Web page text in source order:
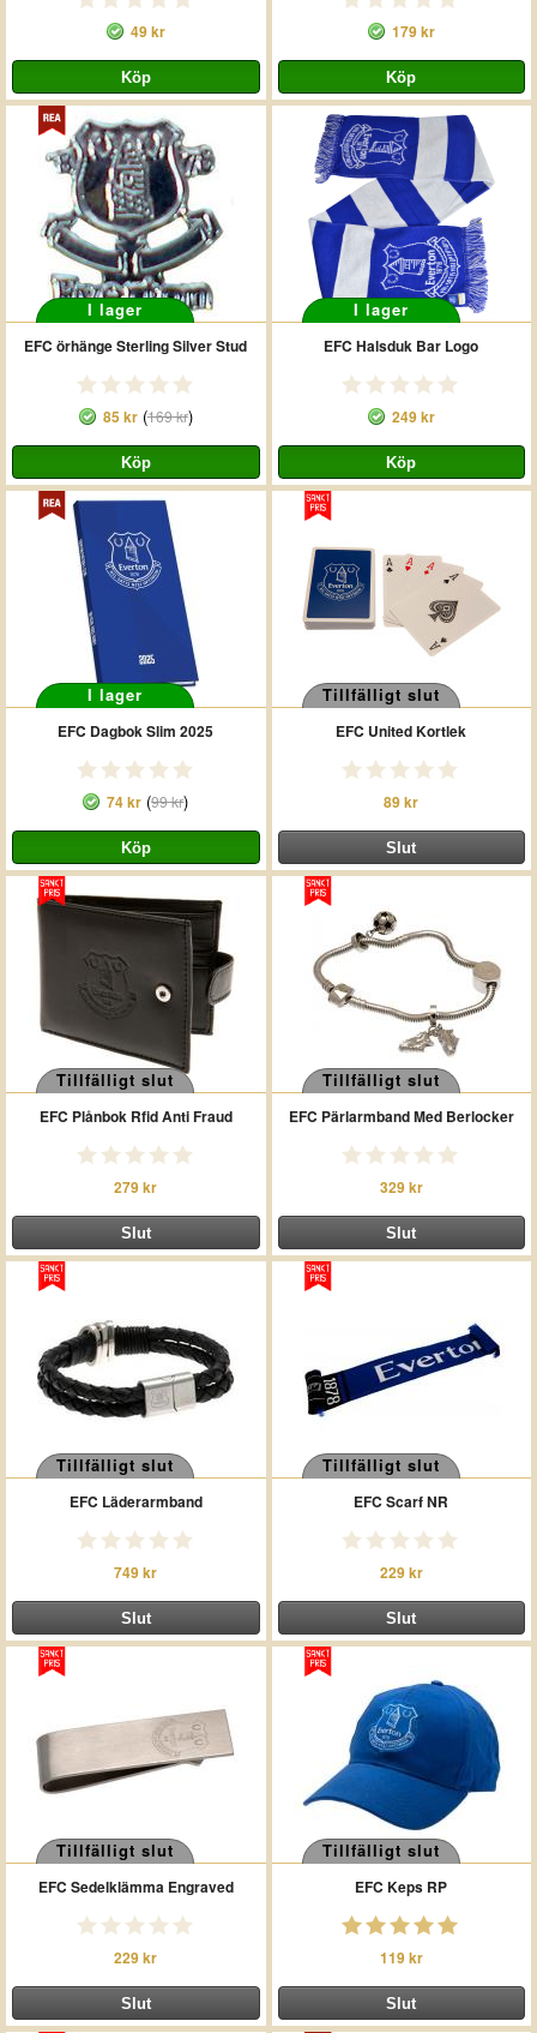
49 kr 179 kr
I lager
EFC örhänge Sterling Silver Stud
85 kr(169 kr)
I lager
EFC Halsduk Bar Logo
249 kr
I lager
EFC Dagbok Slim 2025
74 kr (99 kr)
Tillfälligt slut
EFC United Kortlek
89 kr
Tillfälligt slut
EFC Plånbok Rfid Anti Fraud
279 kr
Tillfälligt slut
EFC Pärlarmband Med Berlocker
329 kr
Tillfälligt slut
EFC Läderarmband
749 kr
Tillfälligt slut
EFC Scarf NR
229 kr
Tillfälligt slut
EFC Sedelklämma Engraved
229 kr
Tillfälligt slut
EFC Keps RP
119 kr